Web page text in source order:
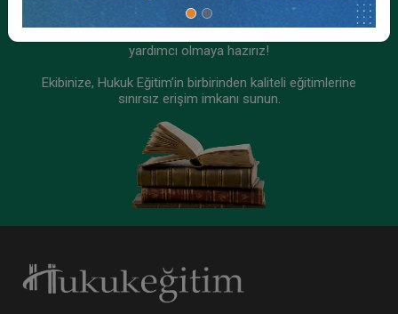
İşçilik Alacakları ve Tazminatları - II - III. İş
Hukuku Kongresi - VIII. Oturum
Sepete Ekle
Tüketici Hukuku Enstitüsü
yardımcı olmaya hazırız!
Ekibinize, Hukuk Eğitim’in birbirinden kaliteli eğitimlerine
sınırsız erişim imkanı sunun.